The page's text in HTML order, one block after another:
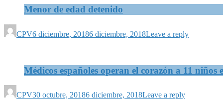
Menor de edad detenido
CPV6 diciembre, 20186 diciembre, 2018Leave a reply
Médicos españoles operan el corazón a 11 niños
CPV30 octubre, 20186 diciembre, 2018Leave a reply